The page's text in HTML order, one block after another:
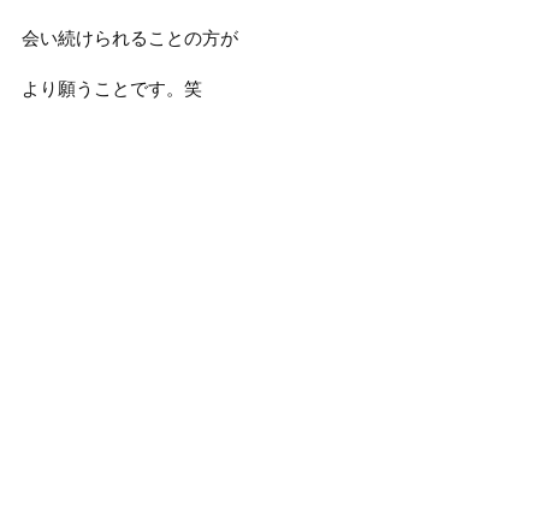
会い続けられることの方が
より願うことです。笑